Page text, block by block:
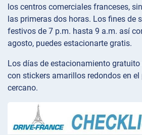
los centros comerciales franceses,
las primeras dos horas. Los fines de
festivos de 7 p.m. hasta 9 a.m. así
agosto, puedes estacionarte gratis.
Los días de estacionamiento
con stickers amarillos redondos en
cercano.